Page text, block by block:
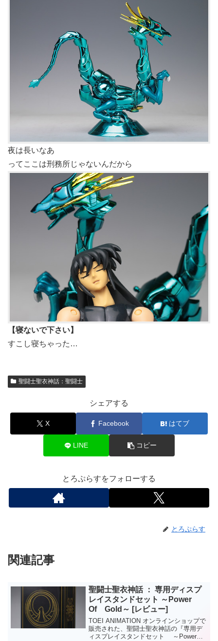
夜は長いなあ
ってここは刑務所じゃないんだから
【寝ないで下さい】
すこし寝ちゃった…
聖闘士聖衣神話：聖闘士
シェアする
X Facebook はてブ
LINE コピー
とろぷらすをフォローする
とろぷらす
関連記事
聖闘士聖衣神話 ： 専用ディスプ
レイスタンドセット ～Power
Of Gold～ [レビュー]
TOEI ANIMATION オンラインショップで
販売された、聖闘士聖衣神話の『専用デ
ィスプレイスタンドセット ～Power